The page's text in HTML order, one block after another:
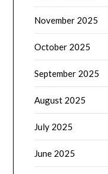
November 2025
October 2025
September 2025
August 2025
July 2025
June 2025